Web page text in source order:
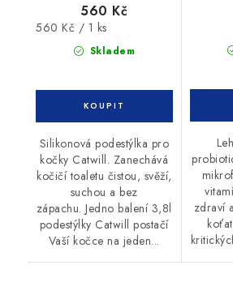
Skladem
560 Kč
Měrná
560 Kč / 1 ks
Silikonová podestýlka pro
kočky Catwill. Zanechává
kočičí toaletu čistou, svěží,
suchou a bez
zápachu. Jedno balení 3,8l
podestýlky Catwill postačí
Vaší kočce na jeden...
zdraví